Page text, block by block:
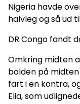
Nigeria havde
halvleg og så ud
DR Congo fandt
Omkring midten
bolden på
fart i en kontra,
Elia, som